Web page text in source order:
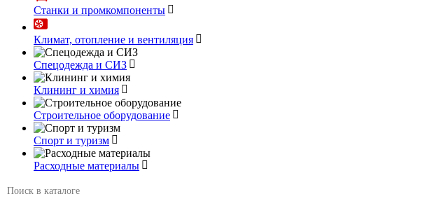
Станки и промкомпоненты
Климат, отопление и вентиляция
Спецодежда и СИЗ
Клининг и химия
Строительное оборудование
Спорт и туризм
Расходные материалы